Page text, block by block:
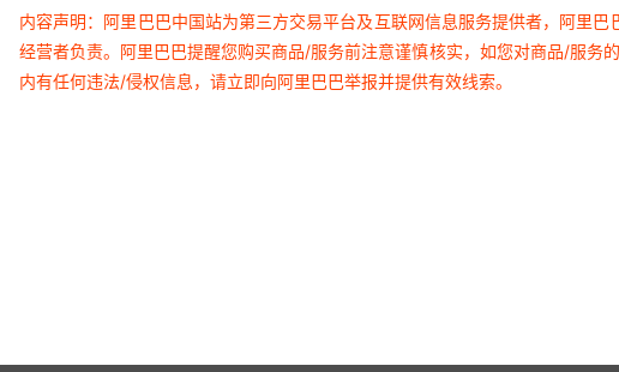
内容声明：阿里巴巴中国站为第三方交易平台及互联网信息服务提供者，阿里
经营者负责。阿里巴巴提醒您购买商品/服务前注意谨慎核实，如您对商品/服务
内有任何违法/侵权信息，请立即向阿里巴巴举报并提供有效线索。